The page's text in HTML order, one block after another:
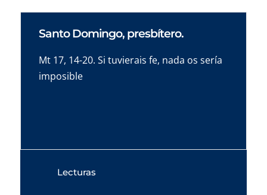
Santo Domingo, presbítero.
Mt 17, 14-20. Si tuvierais fe, nada os sería
imposible
Lecturas